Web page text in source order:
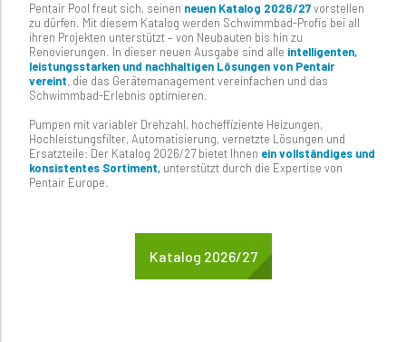
Pentair Pool freut sich, seinen neuen Katalog 2026/27vorstellen
zu dürfen. Mit diesem Katalog werden Schwimmbad-Profis bei all
ihren Projekten unterstützt – von Neubauten bis hin zu
Renovierungen. In dieser neuen Ausgabe sind alle intelligenten,
leistungsstarken und nachhaltigen Lösungen von Pentair
vereint, die das Gerätemanagement vereinfachen und das
Schwimmbad-Erlebnis optimieren.
Pumpen mit variabler Drehzahl, hocheffiziente Heizungen,
Hochleistungsfilter, Automatisierung, vernetzte Lösungen und
Ersatzteile: Der Katalog 2026/27 bietet Ihnen ein vollständiges und
konsistentes Sortiment, unterstützt durch die Expertise von
Pentair Europe.
Katalog 2026/27